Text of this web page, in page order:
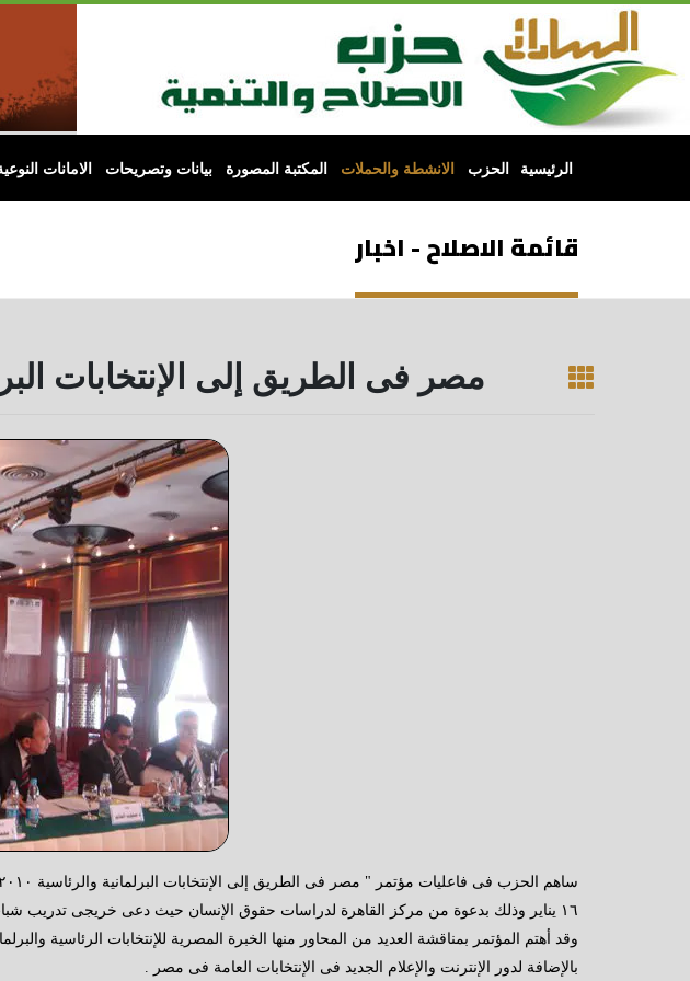
الرئيسية الحزب الانشطة والحملات المكتبة المصورة بيانات وتصريحات الامانات
قائمة الاصلاح - اخبار
مصر فى الطريق إلى الإنتخابات
١٦ يناير وذلك بدعوة من مركز القاهرة لدراسات حقوق الإنسان حيث دعى خريجى تدريب شباب الأحزاب السياسية ودورهم فى التحول الديمقراطى إحدى فاعليات مركز القاهرة .
بالإضافة لدور الإنترنت والإعلام الجديد فى الإنتخابات العامة فى مصر .